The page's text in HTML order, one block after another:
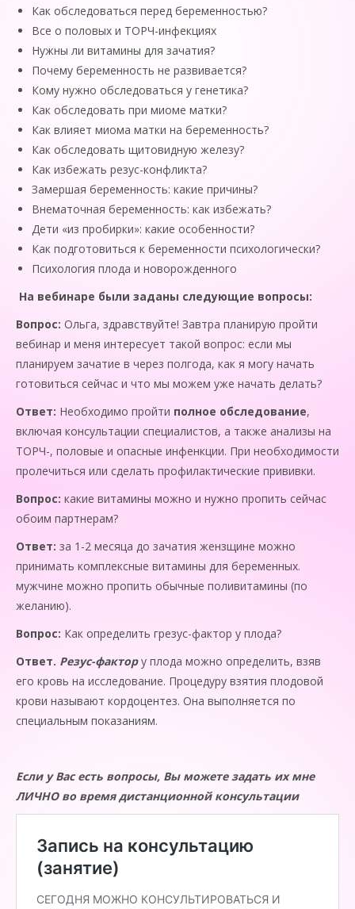
Как обследоваться перед беременностью?
Все о половых и ТОРЧ-инфекциях
Нужны ли витамины для зачатия?
Почему беременность не развивается?
Кому нужно обследоваться у генетика?
Как обследовать при миоме матки?
Как влияет миома матки на беременность?
Как обследовать щитовидную железу?
Как избежать резус-конфликта?
Замершая беременность: какие причины?
Внематочная беременность: как избежать?
Дети «из пробирки»: какие особенности?
Как подготовиться к беременности психологически?
Психология плода и новорожденного
На вебинаре были заданы следующие вопросы:
Вопрос: Ольга, здравствуйте! Завтра планирую пройти
вебинар и меня интересует такой вопрос: если мы
планируем зачатие в через полгода, как я могу начать
готовиться сейчас и что мы можем уже начать делать?
Ответ: Необходимо пройти полное обследование,
включая консультации специалистов, а также анализы на
ТОРЧ-, половые и опасные инфенкции. При необходимости
пролечиться или сделать профилактические прививки.
Вопрос: какие витамины можно и нужно пропить сейчас
обоим партнерам?
Ответ: за 1-2 месяца до зачатия жензщине можно
принимать комплексные витамины для беременных.
мужчине можно пропить обычные поливитамины (по
желанию).
Вопрос: Как определить грезус-фактор у плода?
Ответ. Резус-фактору плода можно определить, взяв
его кровь на исследование. Процедуру взятия плодовой
крови называют кордоцентез. Она выполняется по
специальным показаниям.
Если у Вас есть вопросы, Вы можете задать их мне
ЛИЧНО во время дистанционной консультации